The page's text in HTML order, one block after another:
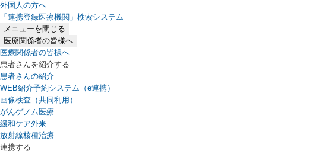
外国人の方へ
「連携登録医療機関」検索システム
（新しいタブで開きます）
メニューを閉じる
医療関係者の皆様へ
医療関係者の皆様へ
患者さんを紹介する
患者さんの紹介
WEB紹介予約システム（e連携）
（新しいタブで開きます）
画像検査（共同利用）
がんゲノム医療
緩和ケア外来
放射線核種治療
連携する